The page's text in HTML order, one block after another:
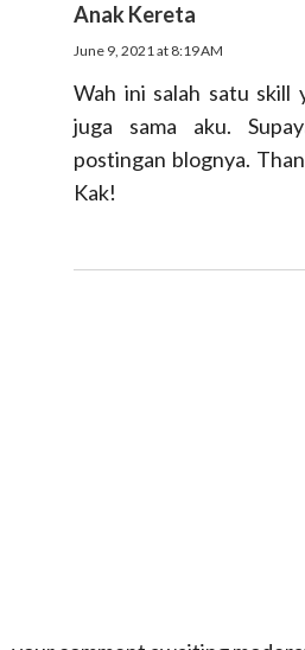
Anak Kereta
June 9, 2021 at 8:19 AM
Wah ini salah satu skill
juga sama aku.
postingan blognya.
Kak!